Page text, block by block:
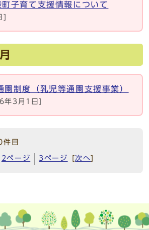
子育て支援情報について
]
園制度（乳児等通園支援事業）
年3月1日]
目
2ページ 3ページ 次へ